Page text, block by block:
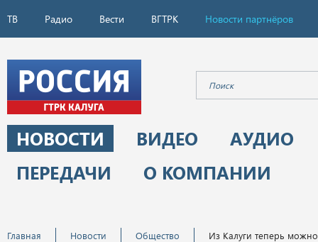
ТВ Радио Вести ВГТРК Новости партнёров
НОВОСТИ ВИДЕО
АУДИО
ПЕРЕДАЧИ
О КОМПАНИИ
Главная Новости Общество Из Калуги теперь